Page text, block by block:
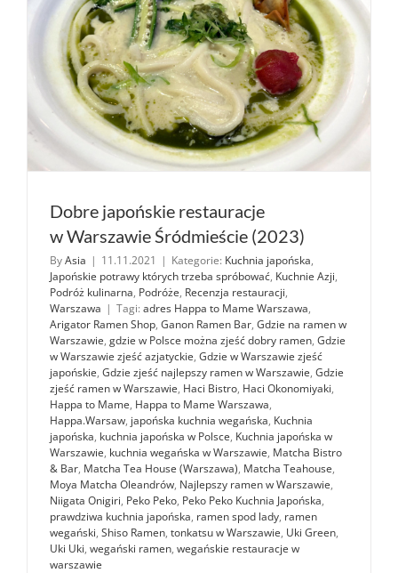
Dobre japońskie restauracje
w Warszawie Śródmieście (2023)
ByAsia | 11.11.2021 | Kategorie: Kuchnia japońska,
Japońskie potrawy których trzeba spróbować, Kuchnie Azji,
Podróż kulinarna, Podróże, Recenzja restauracji,
Warszawa | Tagi: adres Happa to Mame Warszawa,
Arigator Ramen Shop, Ganon Ramen Bar, Gdzie na ramen w
Warszawie, gdzie w Polsce można zjeść dobry ramen, Gdzie
w Warszawie zjeść azjatyckie, Gdzie w Warszawie zjeść
japońskie, Gdzie zjeść najlepszy ramen w Warszawie, Gdzie
zjeść ramen w Warszawie, Haci Bistro, Haci Okonomiyaki,
Happa to Mame, Happa to Mame Warszawa,
Happa.Warsaw, japońska kuchnia wegańska, Kuchnia
japońska, kuchnia japońska w Polsce, Kuchnia japońska w
Warszawie, kuchnia wegańska w Warszawie, Matcha Bistro
& Bar, Matcha Tea House (Warszawa), Matcha Teahouse,
Moya Matcha Oleandrów, Najlepszy ramen w Warszawie,
Niigata Onigiri, Peko Peko, Peko Peko Kuchnia Japońska,
prawdziwa kuchnia japońska, ramen spod lady, ramen
wegański, Shiso Ramen, tonkatsu w Warszawie, Uki Green,
Uki Uki, wegański ramen, wegańskie restauracje w
warszawie